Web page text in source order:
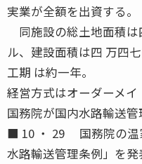
実業が全額を出資する。
同施設の総土地面積は
ル、建設面積は四 万四
工期 は約一年。
経営方式はオーダーメイ
国務院が国内水路輸送
■ 10 ・ 29 国務院の温
水路輸送管理条例」を発